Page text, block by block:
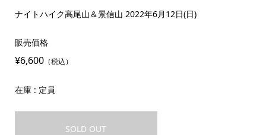
ナイトハイク高尾山＆景信山 2022年6月12日(日)
販売価格
¥6,600（税込）
在庫 : 定員
SOLD OUT